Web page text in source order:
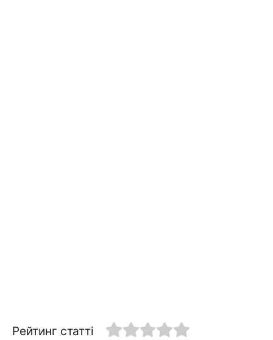
Рейтинг статті